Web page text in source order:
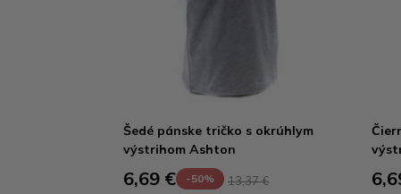
Šedé pánske tričko s okrúhlym
výstrihom Ashton
6,69 € -50% 13,37 €